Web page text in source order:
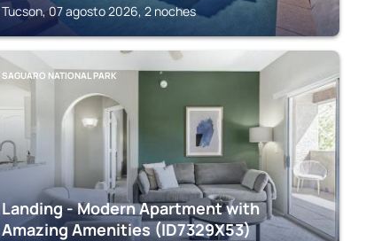
Tucson, 07 agosto 2026, 2 noches
SAGUARO NATIONAL PARK
Landing - Modern Apartment with
Amazing Amenities (ID7329X53)